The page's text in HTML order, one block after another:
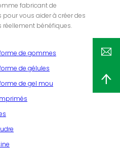
fabricant de
vous aider à créer des
bénéfiques.
de gommes
de gélules
de gel mou